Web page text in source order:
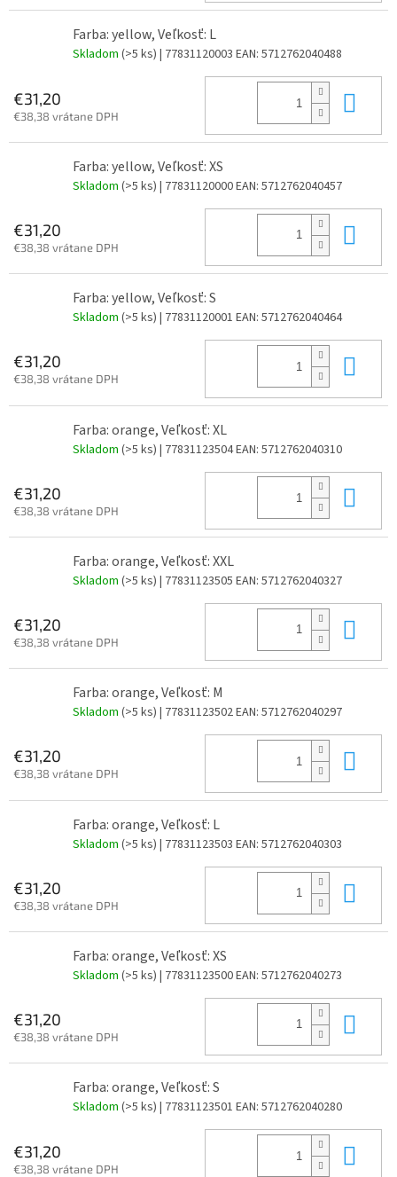
Farba: yellow, Veľkosť: L
Skladom (>5 ks) | 77831120003 EAN: 5712762040488
€31,20
€38,38 vrátane DPH
Farba: yellow, Veľkosť: XS
Skladom (>5 ks) | 77831120000EAN: 5712762040457
€31,20
€38,38 vrátane DPH
Farba: yellow, Veľkosť: S
Skladom (>5 ks) | 77831120001 EAN: 5712762040464
€31,20
€38,38 vrátane DPH
Farba: orange, Veľkosť: XL
Skladom (>5 ks) | 77831123504EAN: 5712762040310
€31,20
€38,38 vrátane DPH
Farba: orange, Veľkosť: XXL
Skladom (>5 ks) | 77831123505 EAN: 5712762040327
€31,20
€38,38 vrátane DPH
Farba: orange, Veľkosť: M
Skladom (>5 ks) | 77831123502EAN: 5712762040297
€31,20
€38,38 vrátane DPH
Farba: orange, Veľkosť: L
Skladom (>5 ks) | 77831123503 EAN: 5712762040303
€31,20
€38,38 vrátane DPH
Farba: orange, Veľkosť: XS
Skladom (>5 ks) | 77831123500EAN: 5712762040273
€31,20
€38,38 vrátane DPH
Farba: orange, Veľkosť: S
Skladom (>5 ks) | 77831123501 EAN: 5712762040280
€31,20
€38,38 vrátane DPH